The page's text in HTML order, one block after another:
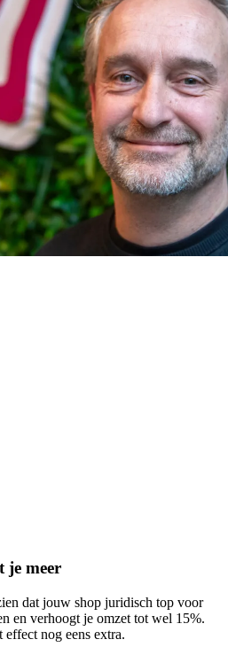
je meer
dat jouw shop juridisch top voor
en verhoogt je omzet tot wel 15%.
nog eens extra.